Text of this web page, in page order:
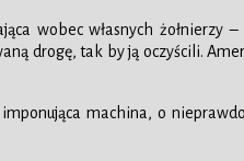
wobec własnych żołnierzy
drogę, tak by ją oczyścili.
machina, o